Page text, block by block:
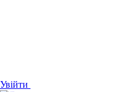
Увійти